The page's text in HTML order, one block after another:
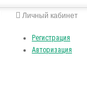
Личный кабинет
Регистрация
Авторизация